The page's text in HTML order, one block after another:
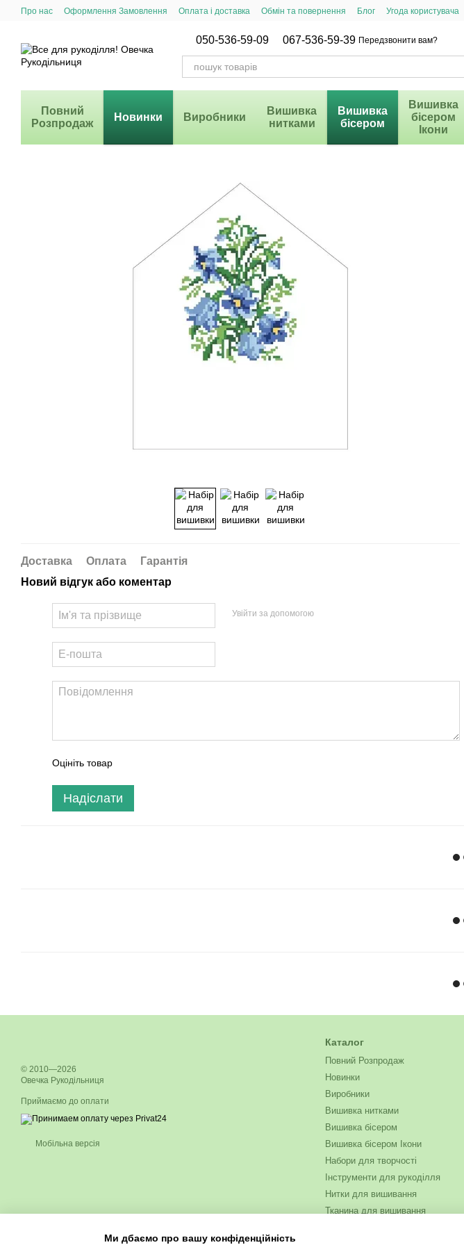
Перейти до основного контенту
Про нас Оформлення Замовлення Оплата і доставка Обмін та повернення Блог Угода користувача
050-536-59-09 067-536-59-39 Передзвонити вам?
Повний
Розпродаж
Новинки Виробники
Вишивка
нитками
Вишивка
бісером
Вишивка
бісером
Ікони
Доставка Оплата
Гарантія
Новий відгук або коментар
Увійти за допомогою
Оцініть товар
Надіслати
© 2010—2026
Овечка Рукодільниця
Приймаємо до оплати
Мобільна версія
Каталог
Повний Розпродаж
Новинки
Виробники
Вишивка нитками
Вишивка бісером
Вишивка бісером Ікони
Набори для творчості
Інструменти для рукоділля
Нитки для вишивання
Тканина для вишивання
Ми дбаємо про вашу конфіденційність